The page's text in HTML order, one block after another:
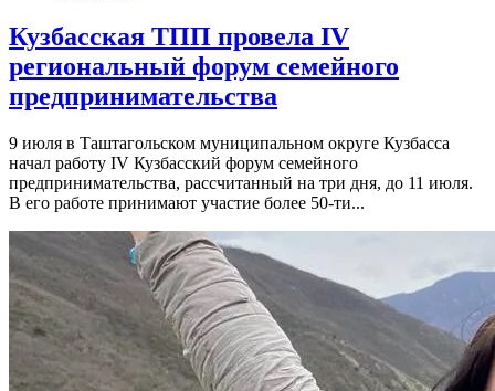
Кузбасская ТПП провела IV
региональный форум семейного
предпринимательства
9 июля в Таштагольском муниципальном округе Кузбасса
начал работу IV Кузбасский форум семейного
предпринимательства, рассчитанный на три дня, до 11 июля.
В его работе принимают участие более 50-ти...